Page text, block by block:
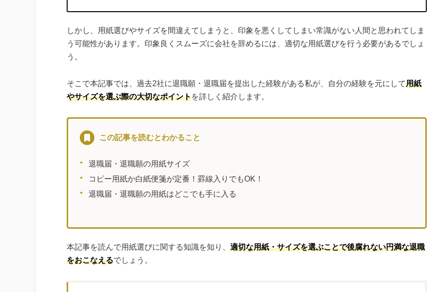
しかし、用紙選びやサイズを間違えてしまうと、印象を悪くしてしまい常識がない人間と思われてしま
う可能性があります。印象良くスムーズに会社を辞めるには、適切な用紙選びを行う必要があるでしょ
う。
そこで本記事では、過去2社に退職願・退職届を提出した経験がある私が、自分の経験を元にして用紙
やサイズを選ぶ際の大切なポイントを詳しく紹介します。
この記事を読むとわかること
退職届・退職願の用紙サイズ
コピー用紙か白紙便箋が定番！罫線入りでもOK！
退職届・退職願の用紙はどこでも手に入る
本記事を読んで用紙選びに関する知識を知り、 適切な用紙・サイズを選ぶことで後腐れない円満な退職
をおこなえるでしょう。